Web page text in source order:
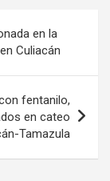
en la
Culiacán
fentanilo,
en cateo
Tamazula